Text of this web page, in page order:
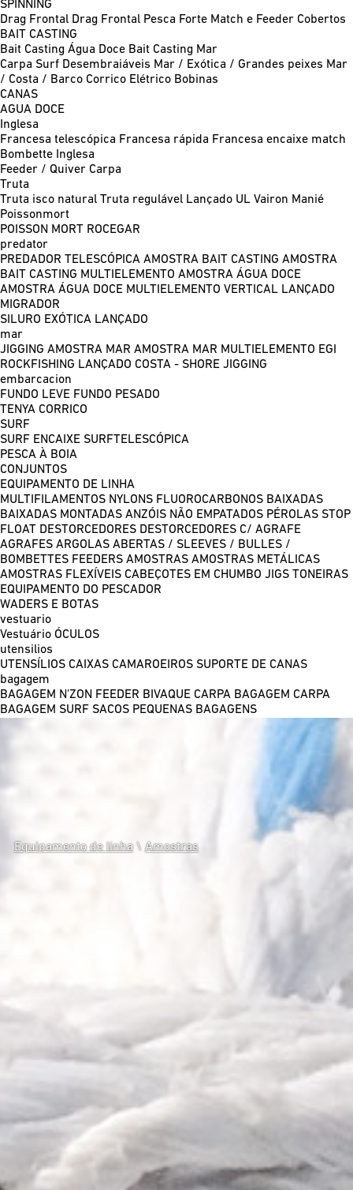
SPINNING
Drag Frontal Drag Frontal Pesca Forte Match e Feeder Cobertos
BAIT CASTING
Bait Casting Água Doce Bait Casting Mar
Carpa Surf Desembraiáveis Mar / Exótica / Grandes peixes Mar
/ Costa / Barco Corrico Elétrico Bobinas
CANAS
AGUA DOCE
Inglesa
Francesa telescópica Francesa rápida Francesa encaixe match
Bombette Inglesa
Feeder / Quiver Carpa
Truta
Truta isco natural Truta regulável Lançado UL Vairon Manié
Poissonmort
POISSON MORT ROCEGAR
predator
PREDADOR TELESCÓPICA AMOSTRA BAIT CASTING AMOSTRA
BAIT CASTING MULTIELEMENTO AMOSTRA ÁGUA DOCE
AMOSTRA ÁGUA DOCE MULTIELEMENTO VERTICAL LANÇADO
MIGRADOR
SILURO EXÓTICA LANÇADO
mar
JIGGING AMOSTRA MAR AMOSTRA MAR MULTIELEMENTO EGI
ROCKFISHING LANÇADO COSTA - SHORE JIGGING
embarcacion
FUNDO LEVE FUNDO PESADO
TENYA CORRICO
SURF
SURF ENCAIXE SURFTELESCÓPICA
PESCA À BOIA
CONJUNTOS
EQUIPAMENTO DE LINHA
MULTIFILAMENTOS NYLONS FLUOROCARBONOS BAIXADAS
BAIXADAS MONTADAS ANZÓIS NÃO EMPATADOS PÉROLAS STOP
FLOAT DESTORCEDORES DESTORCEDORES C/ AGRAFE
AGRAFES ARGOLAS ABERTAS / SLEEVES / BULLES /
BOMBETTES FEEDERS AMOSTRAS AMOSTRAS METÁLICAS
AMOSTRAS FLEXÍVEIS CABEÇOTES EM CHUMBO JIGS TONEIRAS
EQUIPAMENTO DO PESCADOR
WADERS E BOTAS
vestuario
Vestuário ÓCULOS
utensilios
UTENSÍLIOS CAIXAS CAMAROEIROS SUPORTE DE CANAS
bagagem
BAGAGEM N'ZON FEEDER BIVAQUE CARPA BAGAGEM CARPA
BAGAGEM SURF SACOS PEQUENAS BAGAGENS
Equipamento de linha\Amostras